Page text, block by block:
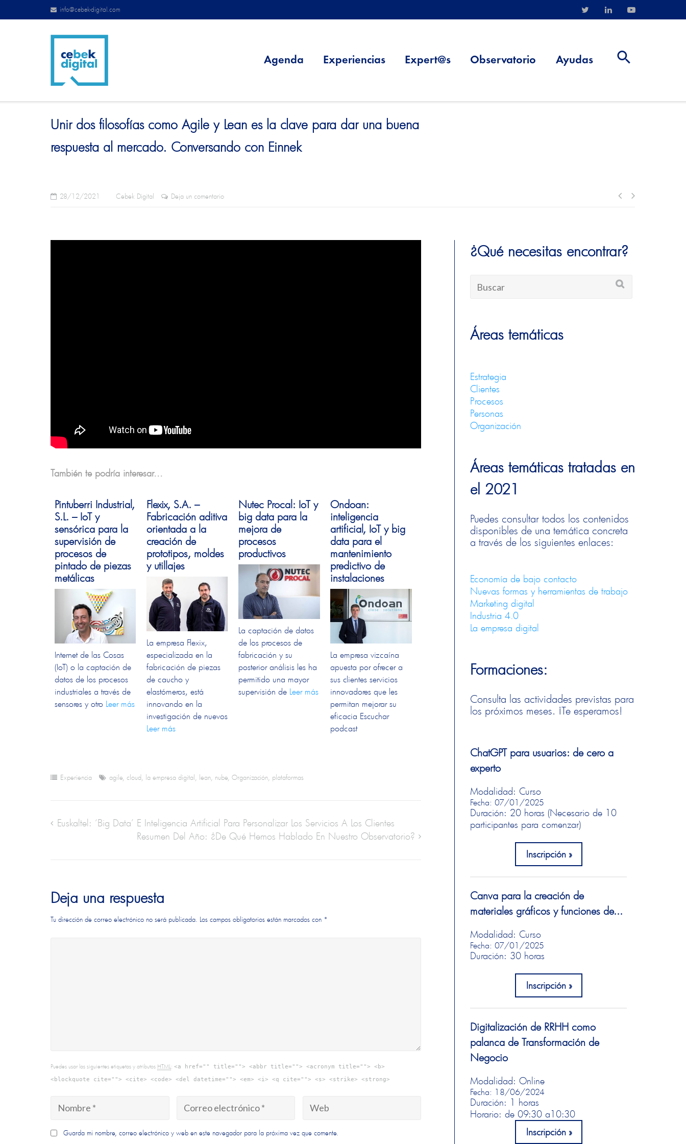
info@cebek-digital.com
Agenda Experiencias Expert@s Observatorio Ayudas
Unir dos filosofías como Agile y Lean es la clave para dar una buena
respuesta al mercado. Conversando con Einnek
28/12/2021 Cebek Digital Deja un comentario
También te podría interesar...
Pintuberri Industrial,
S.L. – IoT y
sensórica para la
supervisión de
procesos de
pintado de piezas
metálicas
Internet de las Cosas
(IoT) o la captación de
datos de los procesos
industriales a través de
sensores y otro Leer más
Flexix, S.A. –
Fabricación aditiva
orientada a la
creación de
prototipos, moldes
y utillajes
La empresa Flexix,
especializada en la
fabricación de piezas
de caucho y
elastómeros, está
innovando en la
investigación de nuevos
Leer más
Nutec Procal: IoT y
big data para la
mejora de
procesos
productivos
La captación de datos
de los procesos de
fabricación y su
posterior análisis les ha
permitido una mayor
supervisión de Leer más
Ondoan:
inteligencia
artificial, IoT y big
data para el
mantenimiento
predictivo de
instalaciones
La empresa vizcaína
apuesta por ofrecer a
sus clientes servicios
innovadores que les
permitan mejorar su
eficacia Escuchar
podcast
Experiencia agile,cloud, la empresa digital , lean, nube,Organización, plataformas
Euskaltel: ‘Big Data’ E Inteligencia Artificial Para Personalizar Los Servicios A Los Clientes
Resumen Del Año: ¿De Qué Hemos Hablado En Nuestro Observatorio?
Deja una respuesta
Tu dirección de correo electrónico no será publicada. Los campos obligatorios están marcados con *
Puedes usar las siguientes etiquetas y atributos HTML:<a href="" title=""> <abbr title=""> <acronym title=""> <b>
<blockquote cite=""> <cite> <code> <del datetime=""> <em> <i> <q cite=""> <s> <strike> <strong>
Guarda mi nombre, correo electrónico y web en este navegador para la próxima vez que comente.
¿Qué necesitas encontrar?
Áreas temáticas
Estrategia
Clientes
Procesos
Personas
Organización
Áreas temáticas tratadas en
el 2021
Puedes consultar todos los contenidos
disponibles de una temática concreta
a través de los siguientes enlaces:
Economía de bajo contacto
Nuevas formas y herramientas de trabajo
Marketing digital
Industria 4.0
La empresa digital
Formaciones:
Consulta las actividades previstas para
los próximos meses. ¡Te esperamos!
ChatGPT para usuarios: de cero a
experto
Modalidad: Curso
Fecha: 07/01/2025
Duración: 20 horas (Necesario de 10
participantes para comenzar)
Inscripción
Canva para la creación de
materiales gráficos y funciones de...
Modalidad: Curso
Fecha: 07/01/2025
Duración: 30 horas
Inscripción
Digitalización de RRHH como
palanca de Transformación de
Negocio
Modalidad: Online
Fecha: 18/06/2024
Duración: 1 horas
Horario: de 09:30 a10:30
Inscripción